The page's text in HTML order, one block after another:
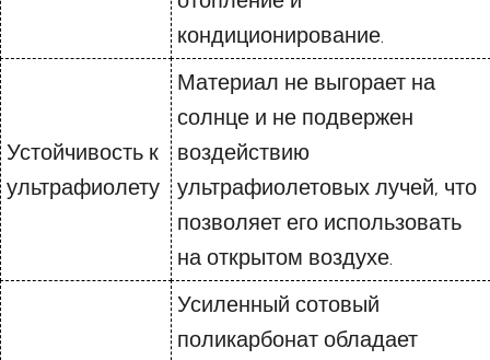
кондиционирование.
Устойчивость к
ультрафиолету
Материал не выгорает на
солнце и не подвержен
воздействию
ультрафиолетовых лучей, что
позволяет его использовать
на открытом воздухе.
Усиленный сотовый
поликарбонат обладает